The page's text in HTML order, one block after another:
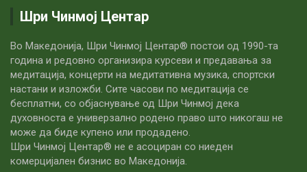
Шри Чинмој Центар
Во Македонија, Шри Чинмој Центар® постои од 1990-та
година и редовно организира курсеви и предавања за
медитација, концерти на медитативна музика, спортски
настани и изложби. Сите часови по медитацијa се
бесплатни, со објаснување од Шри Чинмој дека
духовноста е универзално родено право што никогаш не
може да биде купено или продадено.
Шри Чинмој Центар® не е асоциран со ниеден
комерцијален бизнис во Македонија.